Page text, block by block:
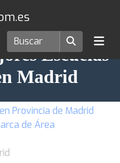
Escuelas
Madrid
Provincia de Madrid
de Área